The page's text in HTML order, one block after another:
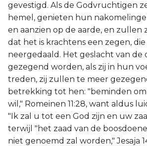
gevestigd. Als de Godvruchtigen
hemel, genieten hun
en aanzien op de aarde, en zullen
dat het is krachtens een zegen, die
neergedaald. Het geslacht van de
gezegend worden, als zij in hun
treden, zij zullen te meer
betrekking tot hen: "beminden
wil," Romeinen 11:28, want aldus
"Ik zal u tot een God zijn en uw
terwijl "het zaad van de
niet genoemd zal worden," Jesaja